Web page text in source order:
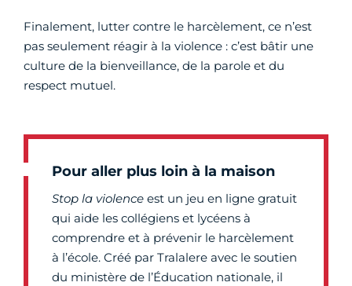
Finalement, lutter contre le harcèlement, ce n’est
pas seulement réagir à la violence : c’est bâtir une
culture de la bienveillance, de la parole et du
respect mutuel.
Pour aller plus loin à la maison
Stop la violence est un jeu en ligne gratuit
qui aide les collégiens et lycéens à
comprendre et à prévenir le harcèlement
à l’école. Créé par Tralalere avec le soutien
du ministère de l’Éducation nationale, il